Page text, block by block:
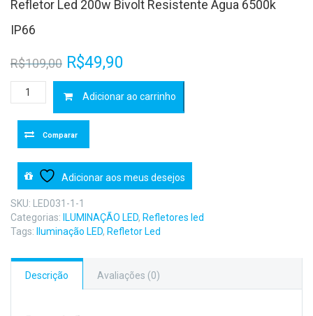
Refletor Led 200w Bivolt Resistente Água 6500k
IP66
R$109,00 O
preço
original
era:
R$109,00.
R$49,90
preço
atual
R$49,90.
Refletor
Led
Bivolt
6500k
quantidade
Adicionar ao carrinho
Comparar
Adicionar aos meus desejos
SKU:
LED031-1-1
Categorias: ILUMINAÇÃO LED, Refletores led
Tags:
Iluminação LED, Refletor Led
Descrição Avaliações (0)